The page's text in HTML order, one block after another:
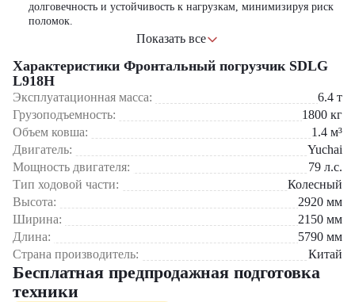
долговечность и устойчивость к нагрузкам, минимизируя риск
поломок.
Ковш объёмом 0,9 м3 имеет оптимизированную геометрию для
Усиленные шины обеспечивают сцепление с поверхностью,
повышая безопасность и стабильность работы в любых условиях.
Просторная эргономичная кабина с регулируемой рулевой
колонкой, системой освещения, защищёнными задними
фонарями и отличной обзорностью гарантирует комфорт и
безопасность оператора даже при длительных рабочих сменах.
Это способствует снижению утомляемости и повышению
производительности труда.
Центр Технического Оборудования предоставляет широкий выбор
спецтехники, включая SDLG L918H и другие модели, с доставкой
по территории России. Мы предлагаем конкурентные цены,
гарантию качества и профессиональное сервисное обслуживание.
Показать все
Характеристики Фронтальный погрузчик SDLG
L918H
Эксплуатационная масса: 6.4 т
Грузоподъемность:
1800 кг
Объем ковша:
1.4 м³
Двигатель:
Yuchai
Мощность двигателя:
79 л.с.
Тип ходовой части:
Колесный
Высота:
2920 мм
Ширина:
2150 мм
Длина:
5790 мм
Страна производитель:
Китай
Бесплатная предпродажная подготовка
техники